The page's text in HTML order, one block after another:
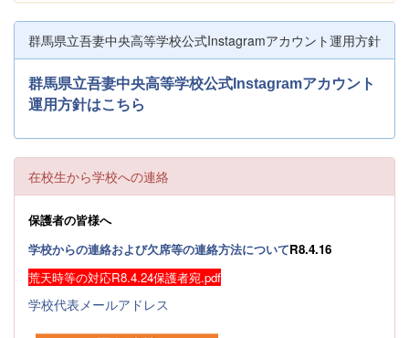
群馬県立吾妻中央高等学校公式Instagramアカウント運用方針
群馬県立吾妻中央高等学校公式Instagramアカウント
運用方針はこちら
在校生から学校への連絡
保護者の皆様へ
学校からの連絡および欠席等の連絡方法についてR8.4.16
荒天時等の対応R8.4.24保護者宛.pdf
学校代表メールアドレス